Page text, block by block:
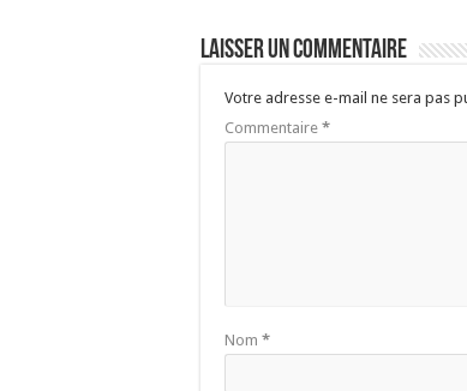
Laisser un commentaire
Votre adresse e-mail ne sera pas
Commentaire *
Nom *